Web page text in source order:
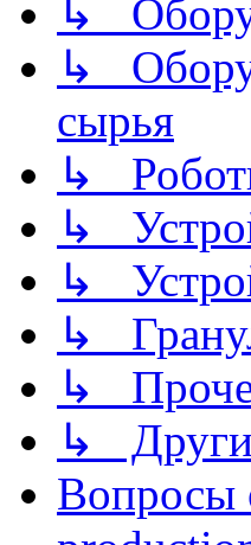
↳
↳
сырья
↳
↳
↳
↳
↳
↳
Вопросы